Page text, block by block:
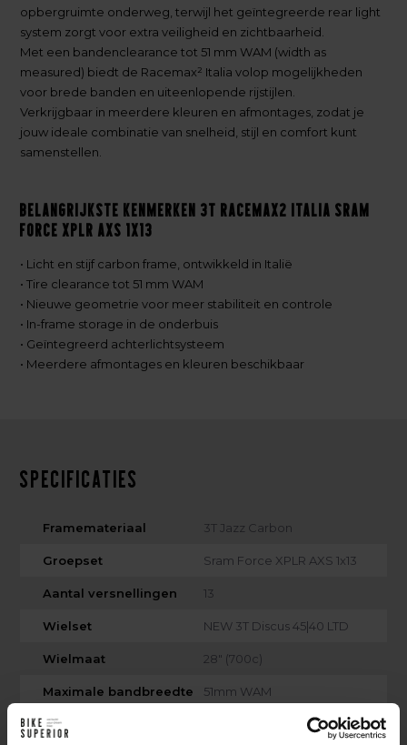
opbergruimte onderweg, terwijl het geïntegreerde rear light
system zorgt voor extra veiligheid en zichtbaarheid.
Met een bandenclearance tot 51 mm WAM (width as
measured) biedt de Racemax² Italia volop mogelijkheden
voor brede banden en uiteenlopende rijstijlen.
Verkrijgbaar in meerdere kleuren en afmontages, zodat je
jouw ideale combinatie van snelheid, stijl en comfort kunt
samenstellen.
Belangrijkste kenmerken 3T Racemax2 Italia Sram
Force XPLR AXS 1x13
• Licht en stijf carbon frame, ontwikkeld in Italië
• Tire clearance tot 51 mm WAM
• Nieuwe geometrie voor meer stabiliteit en controle
• In-frame storage in de onderbuis
• Geïntegreerd achterlichtsysteem
• Meerdere afmontages en kleuren beschikbaar
Specificaties
Framemateriaal 3T Jazz Carbon
Groepset Sram Force XPLR AXS 1x13
Aantal versnellingen 13
Wielset NEW 3T Discus 45|40 LTD
Wielmaat 28" (700c)
Maximale bandbreedte 51mm WAM